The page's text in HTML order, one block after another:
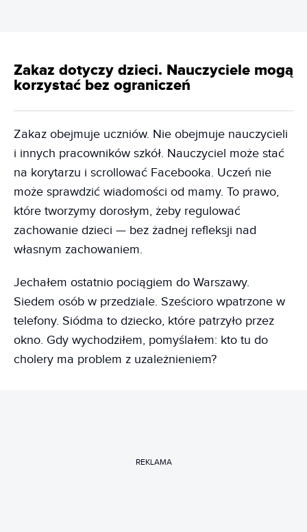
Zakaz dotyczy dzieci. Nauczyciele mogą
korzystać bez ograniczeń
Zakaz obejmuje uczniów. Nie obejmuje nauczycieli
i innych pracowników szkół. Nauczyciel może stać
na korytarzu i scrollować Facebooka. Uczeń nie
może sprawdzić wiadomości od mamy. To prawo,
które tworzymy dorosłym, żeby regulować
zachowanie dzieci — bez żadnej refleksji nad
własnym zachowaniem.
Jechałem ostatnio pociągiem do Warszawy.
Siedem osób w przedziale. Sześcioro wpatrzone w
telefony. Siódma to dziecko, które patrzyło przez
okno. Gdy wychodziłem, pomyślałem: kto tu do
cholery ma problem z uzależnieniem?
REKLAMA